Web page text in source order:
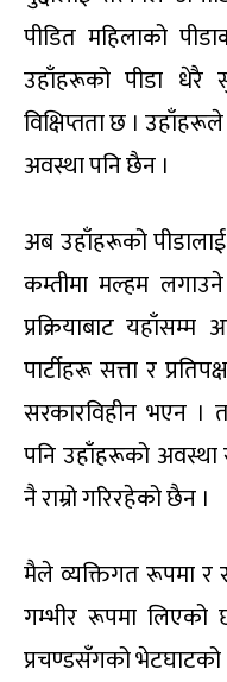
पीडित महिलाको
उहाँहरूको पीडा धेरै
विक्षिप्तता छ ।
अवस्था पनि छैन ।
अब उहाँहरूको
कम्तीमा मल्हम
प्रक्रियाबाट
पार्टीहरू सत्ता र
सरकारविहीन भएन
पनि उहाँहरूको
नै राम्रो गरिरहेको छैन ।
मैले व्यक्तिगत रूपमा र
गम्भीर रूपमा लिएको
प्रचण्डसँगको